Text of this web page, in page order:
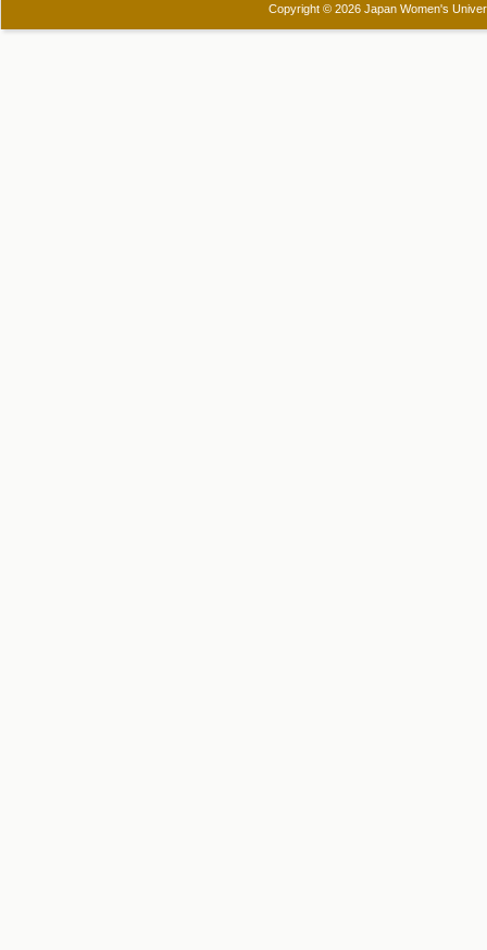
Copyright © 2026 Japan Women's